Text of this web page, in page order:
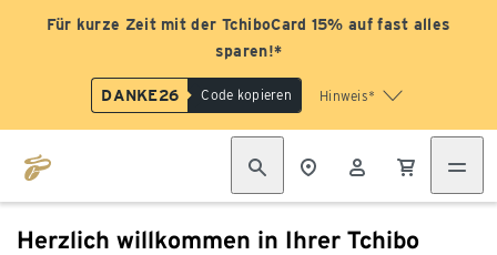
Für kurze Zeit mit der TchiboCard 15% auf fast alles
sparen!*
DANKE26 Code kopieren Hinweis*
Herzlich willkommen in Ihrer Tchibo